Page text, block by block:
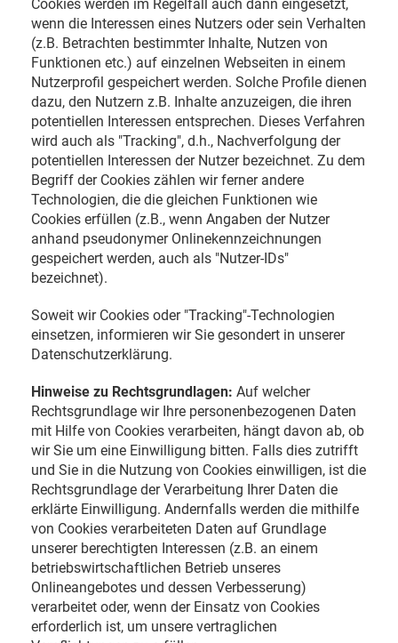
Cookies werden im Regelfall auch dann eingesetzt,
wenn die Interessen eines Nutzers oder sein Verhalten
(z.B. Betrachten bestimmter Inhalte, Nutzen von
Funktionen etc.) auf einzelnen Webseiten in einem
Nutzerprofil gespeichert werden. Solche Profile dienen
dazu, den Nutzern z.B. Inhalte anzuzeigen, die ihren
potentiellen Interessen entsprechen. Dieses Verfahren
wird auch als "Tracking", d.h., Nachverfolgung der
potentiellen Interessen der Nutzer bezeichnet. Zu dem
Begriff der Cookies zählen wir ferner andere
Technologien, die die gleichen Funktionen wie
Cookies erfüllen (z.B., wenn Angaben der Nutzer
anhand pseudonymer Onlinekennzeichnungen
gespeichert werden, auch als "Nutzer-IDs"
bezeichnet).
Soweit wir Cookies oder "Tracking"-Technologien
einsetzen, informieren wir Sie gesondert in unserer
Datenschutzerklärung.
Hinweise zu Rechtsgrundlagen: Auf welcher
Rechtsgrundlage wir Ihre personenbezogenen Daten
mit Hilfe von Cookies verarbeiten, hängt davon ab, ob
wir Sie um eine Einwilligung bitten. Falls dies zutrifft
und Sie in die Nutzung von Cookies einwilligen, ist die
Rechtsgrundlage der Verarbeitung Ihrer Daten die
erklärte Einwilligung. Andernfalls werden die mithilfe
von Cookies verarbeiteten Daten auf Grundlage
unserer berechtigten Interessen (z.B. an einem
betriebswirtschaftlichen Betrieb unseres
Onlineangebotes und dessen Verbesserung)
verarbeitet oder, wenn der Einsatz von Cookies
erforderlich ist, um unsere vertraglichen